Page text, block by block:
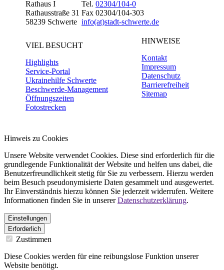
Rathaus I
Rathausstraße 31
58239 Schwerte
Tel. 02304/104-0
Fax 02304/104-303
info(at)stadt-schwerte.de
VIEL BESUCHT
Highlights
Service-Portal
Ukrainehilfe Schwerte
Beschwerde-Management
Öffnungszeiten
Fotostrecken
HINWEISE
Kontakt
Impressum
Datenschutz
Barrierefreiheit
Sitemap
Hinweis zu Cookies
Unsere Website verwendet Cookies. Diese sind erforderlich für die
grundlegende Funktionalität der Website und helfen uns dabei, die
Benutzerfreundlichkeit stetig für Sie zu verbessern. Hierzu werden
beim Besuch pseudonymisierte Daten gesammelt und ausgewertet.
Ihr Einverständnis hierzu können Sie jederzeit widerrufen. Weitere
Informationen finden Sie in unsererDatenschutzerklärung.
Einstellungen
Erforderlich
Zustimmen
Diese Cookies werden für eine reibungslose Funktion unserer
Website benötigt.